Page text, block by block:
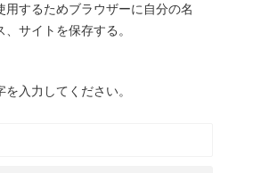
用するためブラウザーに自分の名
サイトを保存する。
を入力してください。